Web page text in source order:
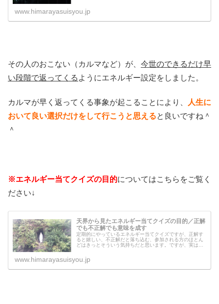
www.himarayasuisyou.jp
その人のおこない（カルマなど）が、 今世のできるだけ早
い段階で返ってくる ようにエネルギー設定をしました。
カルマが早く返ってくる事象が起こることにより、
人生に
おいて良い選択だけをして行こうと思えると良いですね＾
＾
※エネルギー当てクイズの目的についてはこちらをご覧く
ださい↓
天界から見たエネルギー当てクイズの目的／正解
でも不正解でも意味を成す
定期的にやっているエネルギー当てクイズですが、正解す
ると嬉しい、不正解だと落ち込む、参加される方のほとん
どはきっとそういう気持ちだと思います。ですが、実は正
www.himarayasuisyou.jp